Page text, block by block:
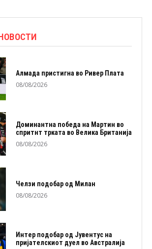
Алмада пристигна во Ривер Плата
08/08/2026
Доминантна победа на Мартин во
спритнт трката во Велика Британија
08/08/2026
Челзи подобaр од Милан
08/08/2026
Интер подобар од Јувентус на
пријателскиот дуел во Австралија